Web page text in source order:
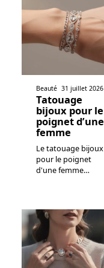
Beauté 31 juillet 2026
Tatouage
bijoux pour le
poignet d’une
femme
Le tatouage bijoux
pour le poignet
d'une femme…